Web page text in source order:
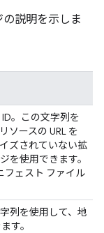
説明を示しま
。この文字列を
ソースの URL を
ズされていない拡
を使用できます。
フェスト ファイル
列を使用して、地
す。